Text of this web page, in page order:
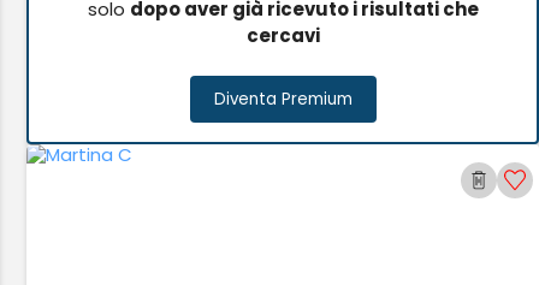
solo dopo aver già ricevuto i risultati che
cercavi
Diventa Premium